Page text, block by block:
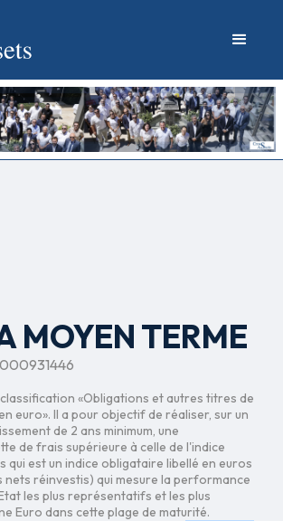
MOYEN TERME
classification «Obligations et autres titres de
euro». Il a pour objectif de réaliser, sur un
de 2 ans minimum, une
de frais supérieure à celle de l'indice
qui est un indice obligataire libellé en euros
nets réinvestis) qui mesure la performance
les plus représentatifs et les plus
Euro dans cette plage de maturité.